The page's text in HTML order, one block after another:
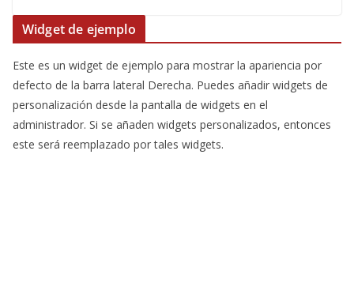
Widget de ejemplo
Este es un widget de ejemplo para mostrar la apariencia por
defecto de la barra lateral Derecha. Puedes añadir widgets de
personalización desde la pantalla de widgets en el
administrador. Si se añaden widgets personalizados, entonces
este será reemplazado por tales widgets.